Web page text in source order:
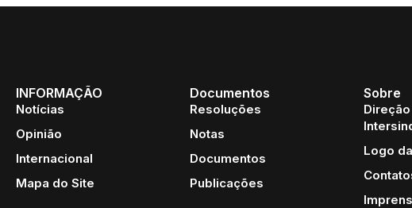
INFORMAÇÃO
Notícias
Opinião
Internacional
Mapa do Site
Documentos
Resoluções
Notas
Documentos
Publicações
Sobre
Logo